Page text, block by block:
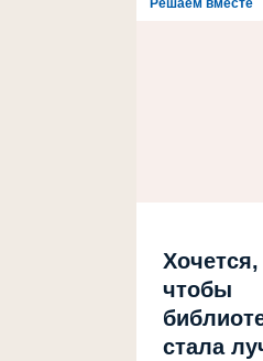
Решаем вместе
Хочется,
чтобы
стала